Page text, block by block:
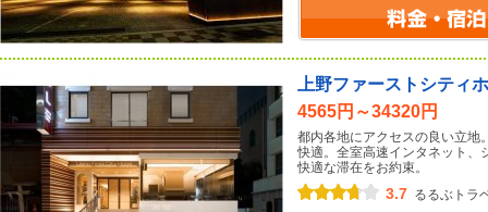
上野ファーストシティ
4565円～34320円
都内各地にアクセスの良い立地
快適。全室高速インタネット、
快適な滞在をお約束。
3.7 るるぶトラ